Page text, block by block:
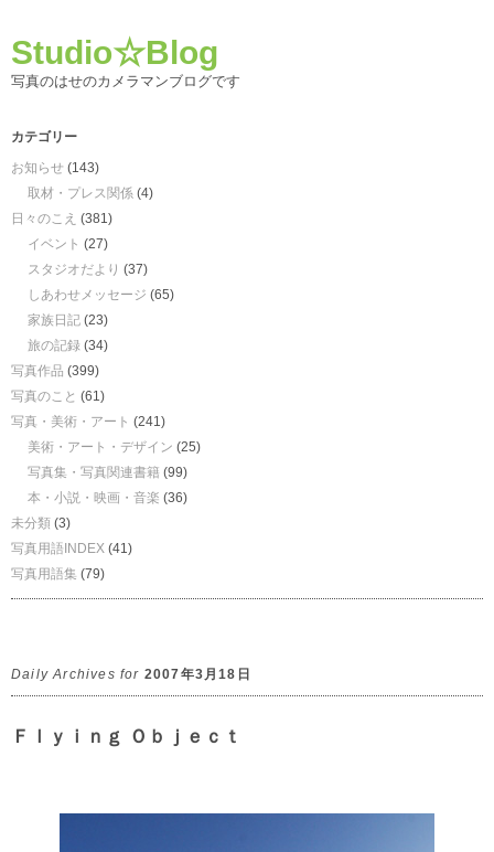
Studio☆Blog
写真のはせのカメラマンブログです
カテゴリー
お知らせ (143)
取材・プレス関係 (4)
日々のこえ (381)
イベント (27)
スタジオだより (37)
しあわせメッセージ (65)
家族日記 (23)
旅の記録 (34)
写真作品 (399)
写真のこと (61)
写真・美術・アート (241)
美術・アート・デザイン (25)
写真集・写真関連書籍 (99)
本・小説・映画・音楽 (36)
未分類 (3)
写真用語INDEX (41)
写真用語集 (79)
Daily Archives for 2007年3月18日
Ｆｌｙｉｎｇ Ｏｂｊｅｃｔ